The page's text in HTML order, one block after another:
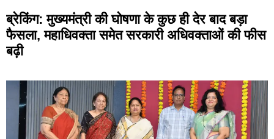
ब्रेकिंग: मुख्यमंत्री की घोषणा के कुछ ही देर बाद बड़ा
फैसला, महाधिवक्ता समेत सरकारी अधिवक्ताओं की फीस
बढ़ी